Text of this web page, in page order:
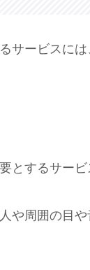
サービスに
とするサー
や周囲の目や